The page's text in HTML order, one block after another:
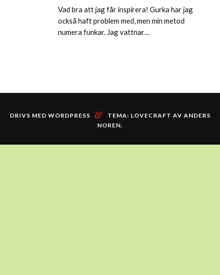
Vad bra att jag får inspirera! Gurka har jag
också haft problem med, men min metod
numera funkar. Jag vattnar…
DRIVS MED WORDPRESS & TEMA: LOVECRAFT AV ANDERS
NOREN.